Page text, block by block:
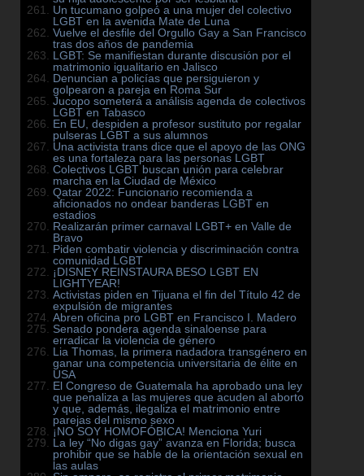
Un tucumano golpeó a una mujer del colectivo
LGBT en la avenida Mate de Luna
Vuelve el desfile del Orgullo Gay a San Francisco
tras dos años de pandemia
LGBT: Se manifiestan durante discusión por el
matrimonio igualitario en Jalisco
Denuncian a policías que persiguieron y
golpearon a pareja en Roma Sur
Jucopo someterá a análisis agenda de colectivos
LGBT en Tabasco
En EU, despiden a profesor sustituto por regalar
pulseras LGBT a sus alumnos
Una activista trans dice que el apoyo de las ONG
es una fortaleza para las personas LGBT
Colectivos LGBT buscan unión para celebrar
marcha en la Ciudad de México
Qatar 2022: Funcionario recomienda a
aficionados no ondear banderas LGBT en
estadios
Realizarán primer carnaval LGBT+ en Valle de
Bravo
Piden combatir violencia y discriminación contra
comunidad LGBT
¡DISNEY REINSTAURA BESO LGBT EN
LIGHTYEAR!
Activistas piden en Tijuana el fin del Título 42 de
expulsión de migrantes
Abren oficina pro LGBT en Francisco I. Madero
Senado pondera agenda sinaloense para
erradicar la violencia de género
Lia Thomas, la primera nadadora transgénero en
ganar una competencia universitaria de élite en
USA
El Congreso de Guatemala ha aprobado una ley
que penaliza a las mujeres que acuden al aborto
y que, además, ilegaliza el matrimonio entre
parejas del mismo sexo
¡NO SOY HOMOFÓBICA! Menciona Yuri
La ley “No digas gay” avanza en Florida; busca
prohibir que se hable de la orientación sexual en
las aulas